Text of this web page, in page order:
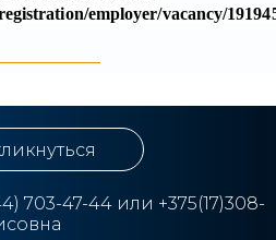
employer/vacancy/
703-47-44 или +375(17)308-